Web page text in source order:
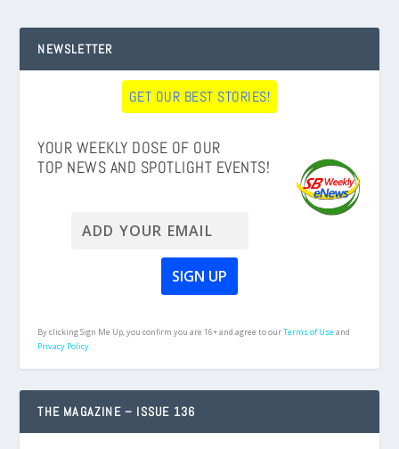
NEWSLETTER
GET OUR BEST STORIES!
YOUR WEEKLY DOSE OF OUR
TOP NEWS AND SPOTLIGHT EVENTS!
By clicking Sign Me Up, you confirm you are 16+ and agree to ourTerms of Useand
Privacy Policy.
THE MAGAZINE – ISSUE 136